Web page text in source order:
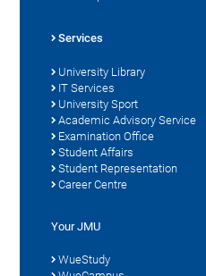
Services
University Library
IT Services
University Sport
Academic Advisory Service
Examination Office
Student Affairs
Student Representation
Career Centre
Your JMU
WueStudy